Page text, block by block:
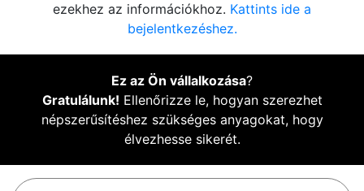
ezekhez az információkhoz. Kattints ide a
bejelentkezéshez.
Ez az Ön vállalkozása?
Gratulálunk! Ellenőrizze le, hogyan szerezhet
népszerűsítéshez szükséges anyagokat, hogy
élvezhesse sikerét.